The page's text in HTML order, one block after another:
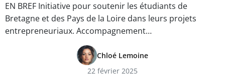
EN BREF Initiative pour soutenir les étudiants de
Bretagne et des Pays de la Loire dans leurs projets
entrepreneuriaux. Accompagnement…
Chloé Lemoine
22 février 2025